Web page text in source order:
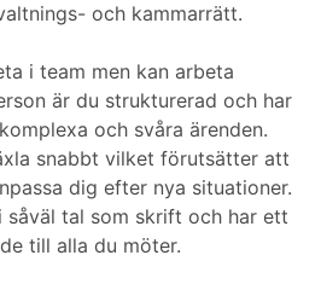
och kammarrätt.
i team men kan arbeta
är du strukturerad och har
och svåra ärenden.
snabbt vilket förutsätter att
dig efter nya situationer.
tal som skrift och har ett
till alla du möter.